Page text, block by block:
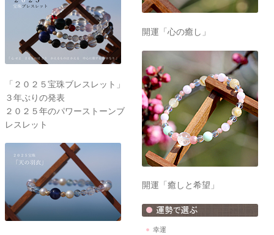
「２０２５宝珠ブレスレット」
３年ぶりの発表
２０２５年のパワーストーンブ
レスレット
開運「心の癒し」
開運「癒しと希望」
幸運